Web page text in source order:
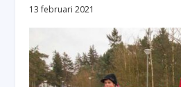
13 februari 2021